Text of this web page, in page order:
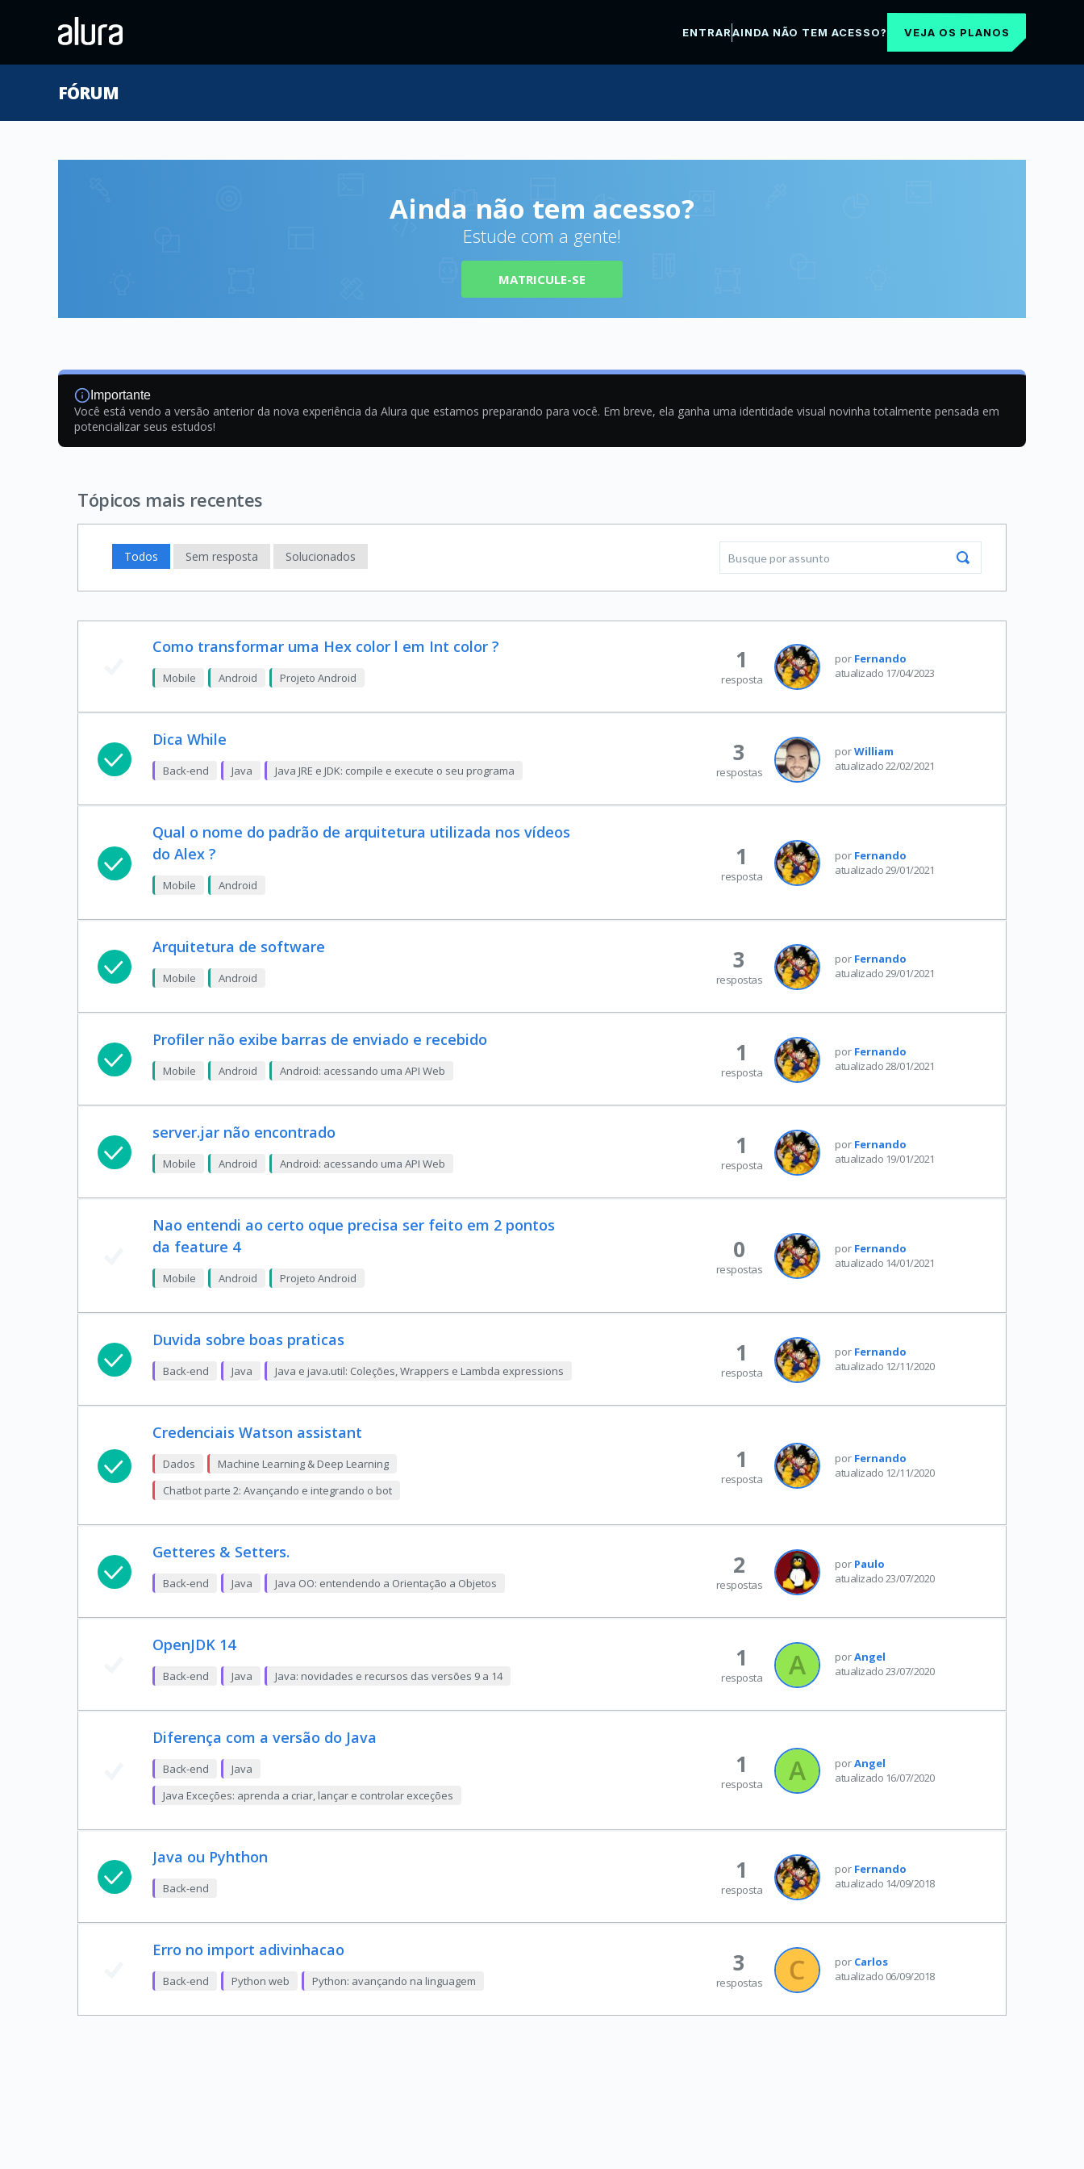
ENTRARAINDA NÃO TEM ACESSO? VEJA OS PLANOS
FÓRUM
Ainda não tem acesso?
Estude com a gente!
MATRICULE-SE
Importante
Você está vendo a versão anterior da nova experiência da Alura que estamos preparando para você. Em breve, ela ganha uma identidade visual novinha totalmente pensada em
potencializar seus estudos!
Tópicos mais recentes
Todos Sem resposta Solucionados
Como transformar uma Hex color l em Int color ?
Mobile Android Projeto Android
por Fernando
atualizado 17/04/2023
1
resposta
Dica While
Back-end Java Java JRE e JDK: compile e execute o seu programa
porWilliam
atualizado 22/02/2021
3
respostas
Qual o nome do padrão de arquitetura utilizada nos vídeos
do Alex ?
Mobile Android
por Fernando
atualizado 29/01/2021
1
resposta
Arquitetura de software
Mobile Android
por Fernando
atualizado 29/01/2021
3
respostas
Profiler não exibe barras de enviado e recebido
Mobile Android Android: acessando uma API Web
por Fernando
atualizado 28/01/2021
1
resposta
server.jar não encontrado
Mobile Android Android: acessando uma API Web
por Fernando
atualizado 19/01/2021
1
resposta
Nao entendi ao certo oque precisa ser feito em 2 pontos
da feature 4
Mobile Android Projeto Android
por Fernando
atualizado 14/01/2021
0
respostas
Duvida sobre boas praticas
Back-end Java Java e java.util: Coleções, Wrappers e Lambda expressions
por Fernando
atualizado 12/11/2020
1
resposta
Credenciais Watson assistant
Dados
Machine Learning & Deep Learning
Chatbot parte 2: Avançando e integrando o bot
por Fernando
atualizado 12/11/2020
1
resposta
Getteres & Setters.
Back-end Java Java OO: entendendo a Orientação a Objetos
por Paulo
atualizado 23/07/2020
2
respostas
OpenJDK 14
Back-end Java Java: novidades e recursos das versões 9 a 14
porAngel
atualizado 23/07/2020
1
resposta
Diferença com a versão do Java
Back-end
Java
Java Exceções: aprenda a criar, lançar e controlar exceções
porAngel
atualizado 16/07/2020
1
resposta
Java ou Pyhthon
Back-end
por Fernando
atualizado 14/09/2018
1
resposta
Erro no import adivinhacao
Back-end Python web Python: avançando na linguagem
por Carlos
atualizado 06/09/2018
3
respostas